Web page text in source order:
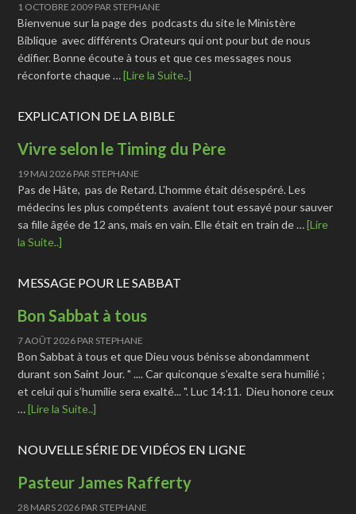
1 OCTOBRE 2009 PAR STEPHANE
Bienvenue sur la page des podcasts du site le Ministère
Biblique avec différents Orateurs qui ont pour but de nous
édifier. Bonne écoute à tous et que ces messages nous
réconforte chaque …[Lire la Suite..]
EXPLICATION DE LA BIBLE
Vivre selon le Timing du Père
19 MAI 2026 PAR STEPHANE
Pas de Hâte, pas de Retard. L'homme était désespéré. Les
médecins les plus compétents avaient tout essayé pour sauver
sa fille âgée de 12 ans, mais en vain. Elle était en train de …[Lire
la Suite..]
MESSAGE POUR LE SABBAT
Bon Sabbat à tous
7 AOÛT 2026 PAR STEPHANE
Bon Sabbat à tous et que Dieu vous bénisse abondamment
durant son Saint Jour. " .... Car quiconque s’exalte sera humilié ;
et celui qui s’humilie sera exalté... ". Luc 14:11. Dieu honore ceux
…[Lire la Suite..]
NOUVELLE SÉRIE DE VIDÉOS EN LIGNE
Pasteur James Rafferty
28 MARS 2026 PAR STEPHANE